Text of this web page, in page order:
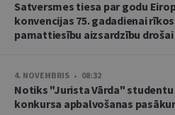
Satversmes tiesa par godu
konvencijas 75. gadadienai
pamattiesību aizsardzību
4. NOVEMBRIS • 08:32
Notiks "Jurista Vārda"
konkursa apbalvošanas